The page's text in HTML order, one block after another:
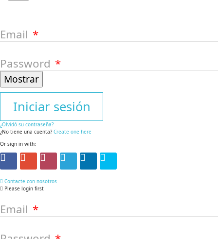
Email
Password
Mostrar
Iniciar sesión
¿Olvidó su contraseña?
¿No tiene una cuenta? Create one here
Or sign in with:
Contacte con nosotros
Please login first
Email